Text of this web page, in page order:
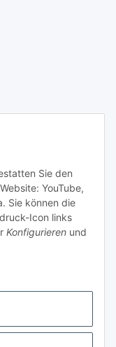
Sie den
YouTube,
Sie können die
Icon links
Konfigurieren und